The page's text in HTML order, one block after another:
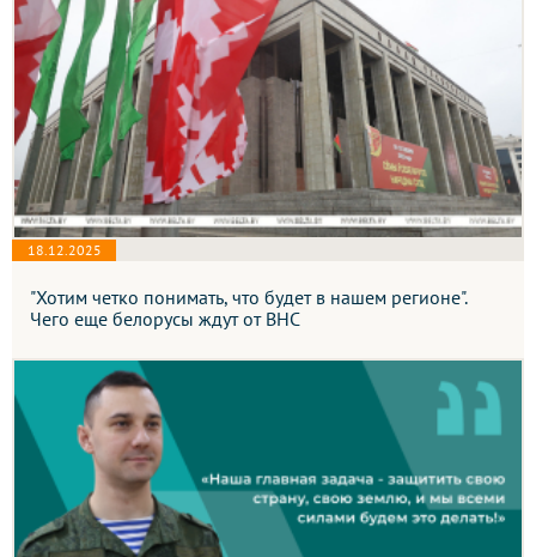
18.12.2025
"Хотим четко понимать, что будет в нашем регионе".
Чего еще белорусы ждут от ВНС